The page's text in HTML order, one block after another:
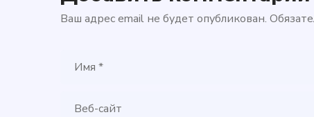
Ваш адрес email не будет опубликован.